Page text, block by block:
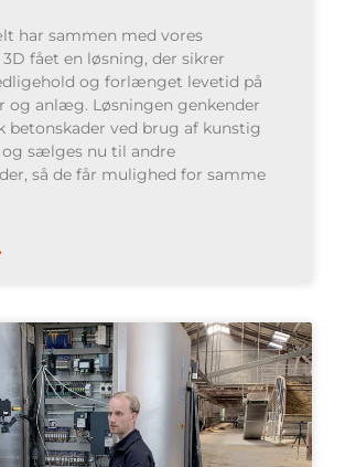
har sammen med vores
fået en løsning, der sikrer
og forlænget levetid på
og anlæg. Løsningen genkender
betonskader ved brug af kunstig
sælges nu til andre
så de får mulighed for samme